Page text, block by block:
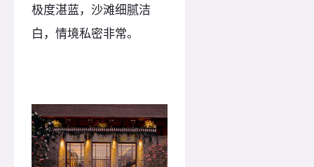
极度湛蓝，沙滩细腻洁
白，情境私密非常。